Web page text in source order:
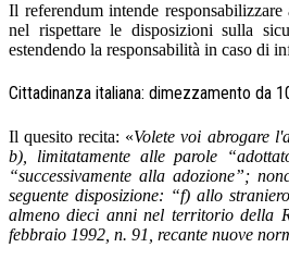
Il referendum intende
nel rispettare le disposizioni sulla
estendendo la responsabilità in caso di
Cittadinanza italiana: dimezzamento da
Il quesito recita: «Volete voi abrogare
b), limitatamente alle parole
“successivamente alla adozione”;
seguente disposizione: “f) allo
almeno dieci anni nel territorio della
febbraio 1992, n. 91, recante nuove